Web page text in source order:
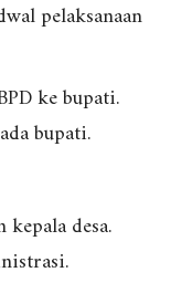
pelaksanaan
ke bupati.
bupati.
desa.